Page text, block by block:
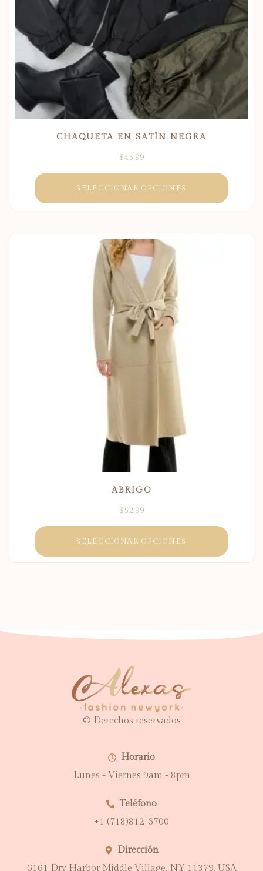
CHAQUETA EN SATÍN NEGRA
$45.99
SELECCIONAR OPCIONES
ABRIGO
$52.99
SELECCIONAR OPCIONES
© Derechos reservados
Horario
Lunes - Viernes 9am - 8pm
Teléfono
+1 (718)812-6700
Dirección
6161 Dry Harbor Middle Village, NY 11379, USA